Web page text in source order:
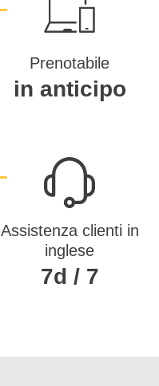
Prenotabile
in anticipo
Assistenza clienti in
inglese
7d / 7